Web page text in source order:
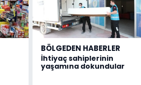
BÖLGEDEN HABERLER
İhtiyaç sahiplerinin
yaşamına dokundular